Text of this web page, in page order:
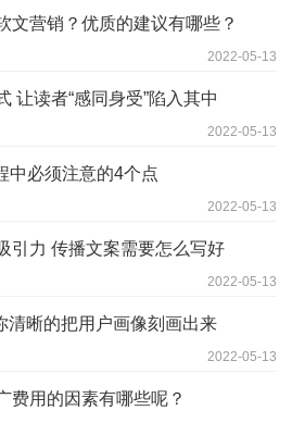
文营销？优质的建议有哪些？
2022-05-13
让读者“感同身受”陷入其中
2022-05-13
中必须注意的4个点
2022-05-13
引力 传播文案需要怎么写好
2022-05-13
清晰的把用户画像刻画出来
2022-05-13
费用的因素有哪些呢？